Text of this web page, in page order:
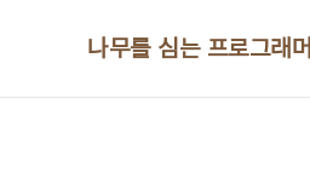
나무를 심는 프로그래머